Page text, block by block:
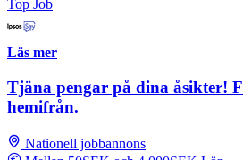
Top Job
Läs mer
Tjäna pengar på dina åsikter!
hemifrån.
Nationell jobbannons